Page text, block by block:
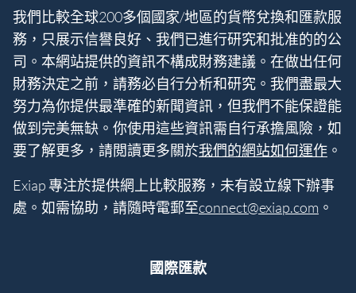
我們比較全球200多個國家/地區的貨幣兌換和匯款服
務，只展示信譽良好、我們已進行研究和批准的的公
司。本網站提供的資訊不構成財務建議。在做出任何
財務決定之前，請務必自行分析和研究。我們盡最大
努力為你提供最準確的新聞資訊，但我們不能保證能
做到完美無缺。你使用這些資訊需自行承擔風險，如
要了解更多，請閲讀更多關於我們的網站如何運作 。
Exiap 專注於提供網上比較服務，未有設立線下辦事
處。如需協助，請隨時電郵至connect@exiap.com 。
國際匯款